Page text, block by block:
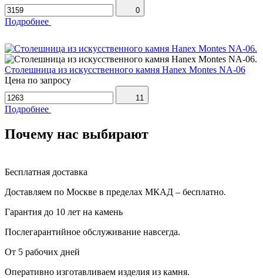
0
Подробнее
Столешница из искусственного камня Hanex Montes NA-06
Цена по запросу
11
Подробнее
Почему нас выбирают
Бесплатная доставка
Доставляем по Москве в пределах МКАД – бесплатно.
Гарантия до 10 лет на камень
Послегарантийное обслуживание навсегда.
От 5 рабочих дней
Оперативно изготавливаем изделия из камня.